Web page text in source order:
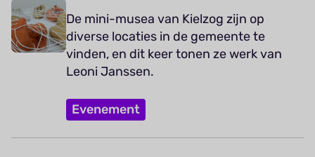
De mini-musea van Kielzog zijn op
diverse locaties in de gemeente te
vinden, en dit keer tonen ze werk van
Leoni Janssen.
Evenement